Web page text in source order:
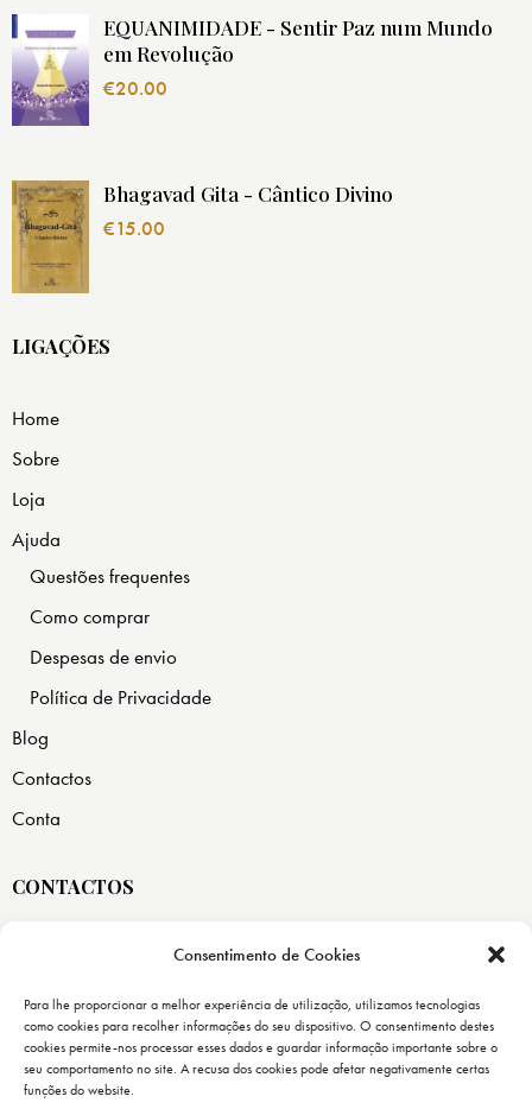
Consentimento de Cookies
Para lhe proporcionar a melhor experiência de utilização, utilizamos tecnologias
como cookies para recolher informações do seu dispositivo. O consentimento destes
cookies permite-nos processar esses dados e guardar informação importante sobre o
seu comportamento no site. A recusa dos cookies pode afetar negativamente certas
funções do website.
EQUANIMIDADE - Sentir Paz num Mundo
em Revolução
€20.00
Bhagavad Gita - Cântico Divino
€15.00
LIGAÇÕES
Home
Sobre
Loja
Ajuda
Questões frequentes
Como comprar
Despesas de envio
Política de Privacidade
Blog
Contactos
Conta
CONTACTOS
2655-425 Ericeira
geral@publicacoesmaitreya.pt